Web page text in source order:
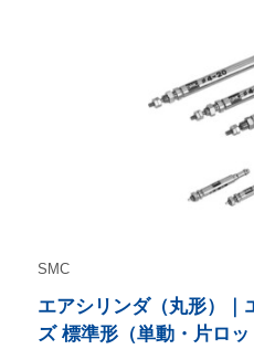
SMC
エアシリンダ（丸形）｜
ズ 標準形（単動・片ロ